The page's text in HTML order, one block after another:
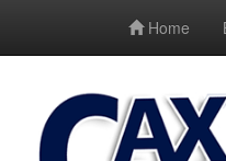
Home